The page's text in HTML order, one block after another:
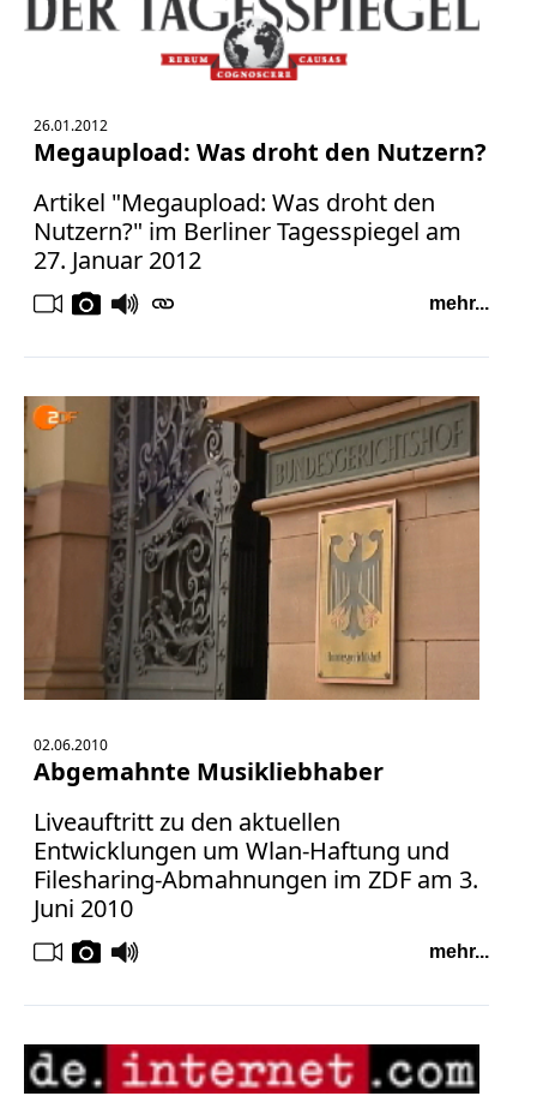
26.01.2012
Megaupload: Was droht den Nutzern?
Artikel "Megaupload: Was droht den
Nutzern?" im Berliner Tagesspiegel am
27. Januar 2012
mehr...
02.06.2010
Abgemahnte Musikliebhaber
Liveauftritt zu den aktuellen
Entwicklungen um Wlan-Haftung und
Filesharing-Abmahnungen im ZDF am 3.
Juni 2010
mehr...